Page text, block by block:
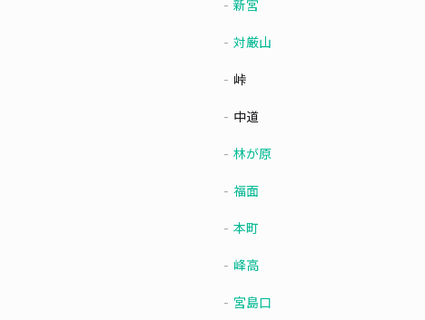
新宮
対厳山
峠
中道
林が原
福面
本町
峰高
宮島口